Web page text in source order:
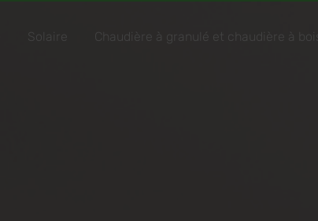
Solaire Chaudière à granulé et chaudière à bois